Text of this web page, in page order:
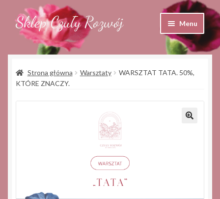
Przejdź
do
nawigacji
Przejdź
do
treści
Sklep Czuły Rozwój Menu
Koszyk
Moje konto
Strona główna Warsztaty
WARSZTAT TATA. 50%,
KTÓRE ZNACZY.